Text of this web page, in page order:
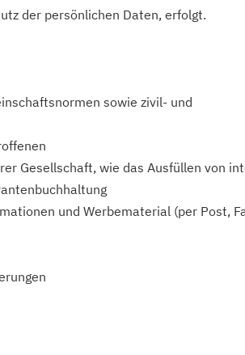
der persönlichen Daten, erfolgt.
sowie zivil- und
Gesellschaft, wie das Ausfüllen von
und Werbematerial (per Post,